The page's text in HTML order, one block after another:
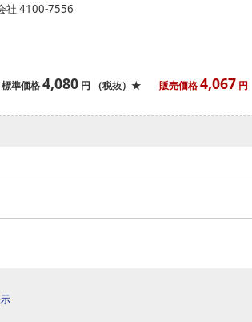
社 4100-7556
標準価格 4,080 円 （税抜）★ 販売価格 4,067 円